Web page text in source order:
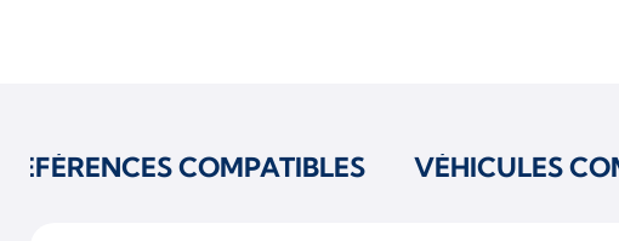
RÉFÉRENCES COMPATIBLES VÉHICULES